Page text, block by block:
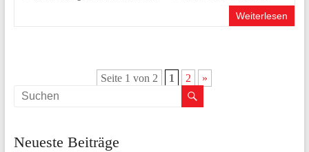
Weiterlesen
Seite 1 von 2 1 2 »
Neueste Beiträge